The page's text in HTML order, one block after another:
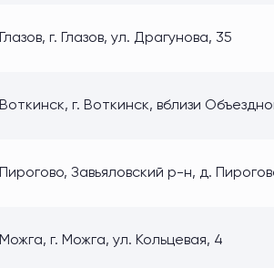
Глазов, г. Глазов, ул. Драгунова, 35
Воткинск, г. Воткинск, вблизи
Пирогово, Завьяловский р-н, д.
Можга, г. Можга, ул. Кольцевая, 4